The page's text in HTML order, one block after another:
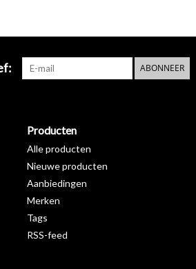
ABONNEER
Producten
Alle producten
Nieuwe producten
Aanbiedingen
Merken
Tags
RSS-feed